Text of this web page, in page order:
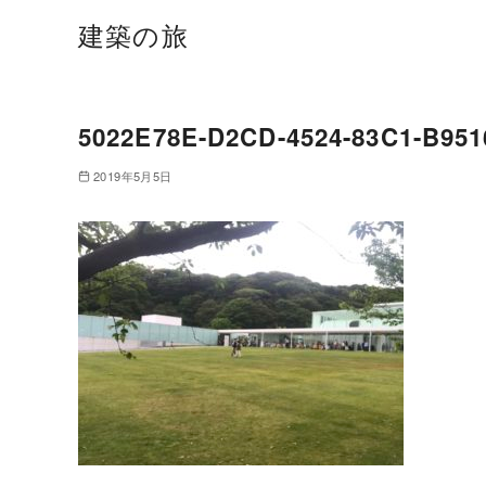
建築の旅
5022E78E-D2CD-4524-83C1-
2019年5月5日